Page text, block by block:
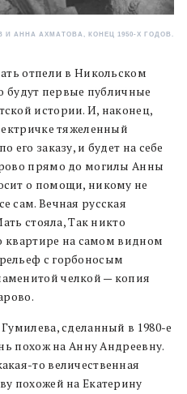
И АННА АХМАТОВА, КОНЕЦ 1950-Х ГОДОВ.
отпели в Никольском
будут первые публичные
истории. И, наконец,
тяжеленный
его заказу, и будет на себе
прямо до могилы Анны
о помощи, никому не
сам. Вечная русская
стояла, Так никто
квартире на самом видном
с горбоносым
челкой — копия
сделанный в 1980-е
похож на Анну Андреевну.
то величественная
похожей на Екатерину